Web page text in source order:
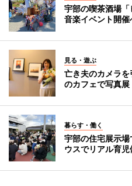
宇部の喫茶酒場
音楽イベント開催
見る・遊ぶ
亡き夫のカメラ
のカフェで写真展
暮らす・働く
宇部の住宅展示
ウスでリアル育児